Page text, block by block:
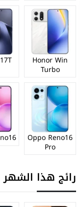
Honor Win
Turbo
Oppo Reno16
Pro
رائج هذا الشهر